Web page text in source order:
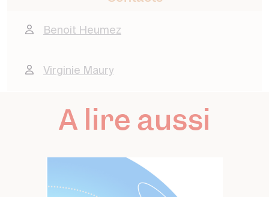
Benoit Heumez
Virginie Maury
A lire aussi